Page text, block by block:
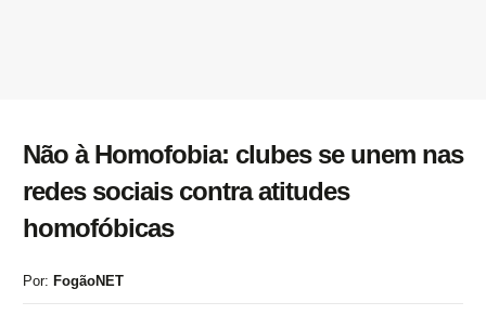
Não à Homofobia: clubes se unem nas
redes sociais contra atitudes
homofóbicas
Por: FogãoNET